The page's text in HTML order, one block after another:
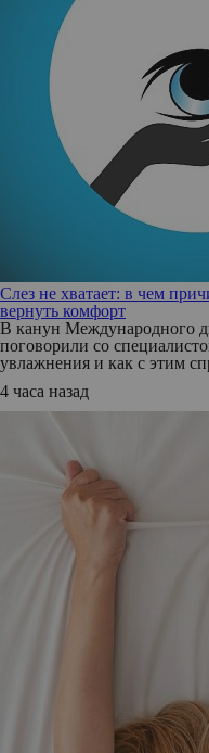
Слез не хватает: в чем
вернуть комфорт
В канун Международного
поговорили со
увлажнения и как с этим
4 часа назад